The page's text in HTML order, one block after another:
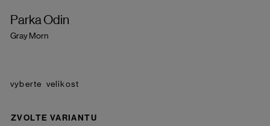
Parka Odin
Gray Morn
velikost
ZVOLTE VARIANTU